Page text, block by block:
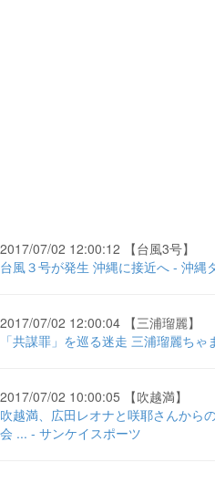
2017/07/02 12:00:12 【台風3号】
台風３号が発生 沖縄に接近へ - 沖縄
2017/07/02 12:00:04 【三浦瑠麗】
「共謀罪」を巡る迷走 三浦瑠麗ち
2017/07/02 10:00:05 【吹越満】
吹越満、広田レオナと咲耶さんから
会 ... - サンケイスポーツ